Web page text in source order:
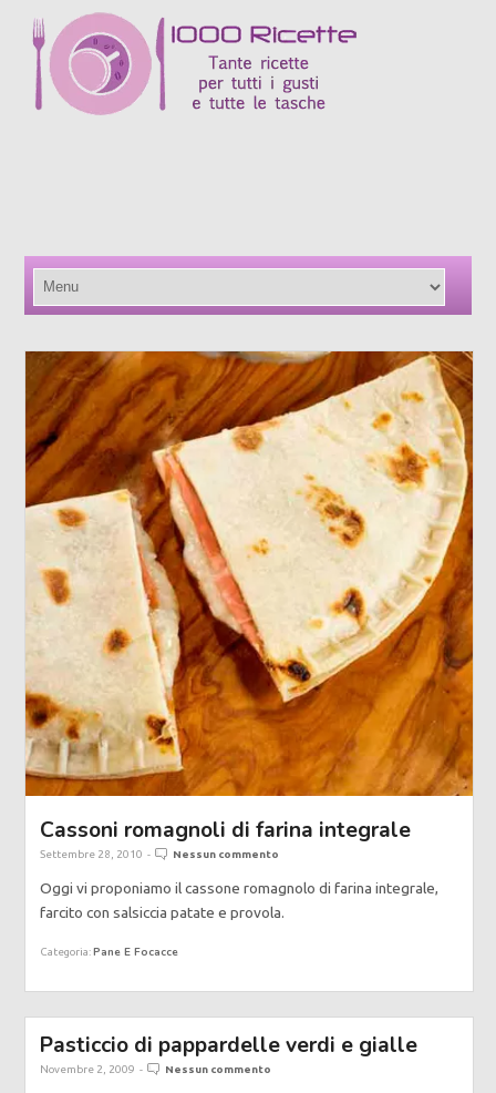
Cassoni romagnoli di farina integrale
Settembre 28, 2010 - Nessun commento
Oggi vi proponiamo il cassone romagnolo di farina integrale,
farcito con salsiccia patate e provola.
Categoria:Pane E Focacce
Pasticcio di pappardelle verdi e gialle
Novembre 2, 2009 - Nessun commento